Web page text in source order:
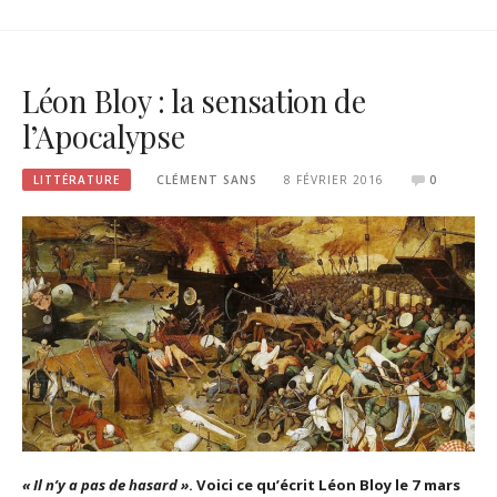
Léon Bloy : la sensation de
l’Apocalypse
LITTÉRATURE CLÉMENT SANS 8 FÉVRIER 2016 0
« Il n’y a pas de hasard ». Voici ce qu’écrit Léon Bloy le 7 mars